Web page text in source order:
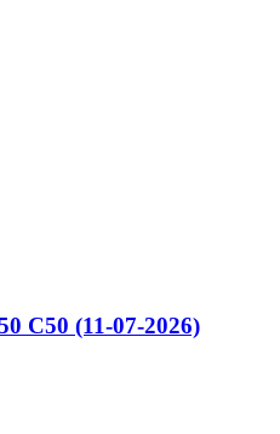
C50 (11-07-2026)